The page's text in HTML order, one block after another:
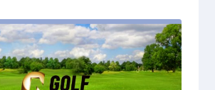
RECRUIT CONTACT